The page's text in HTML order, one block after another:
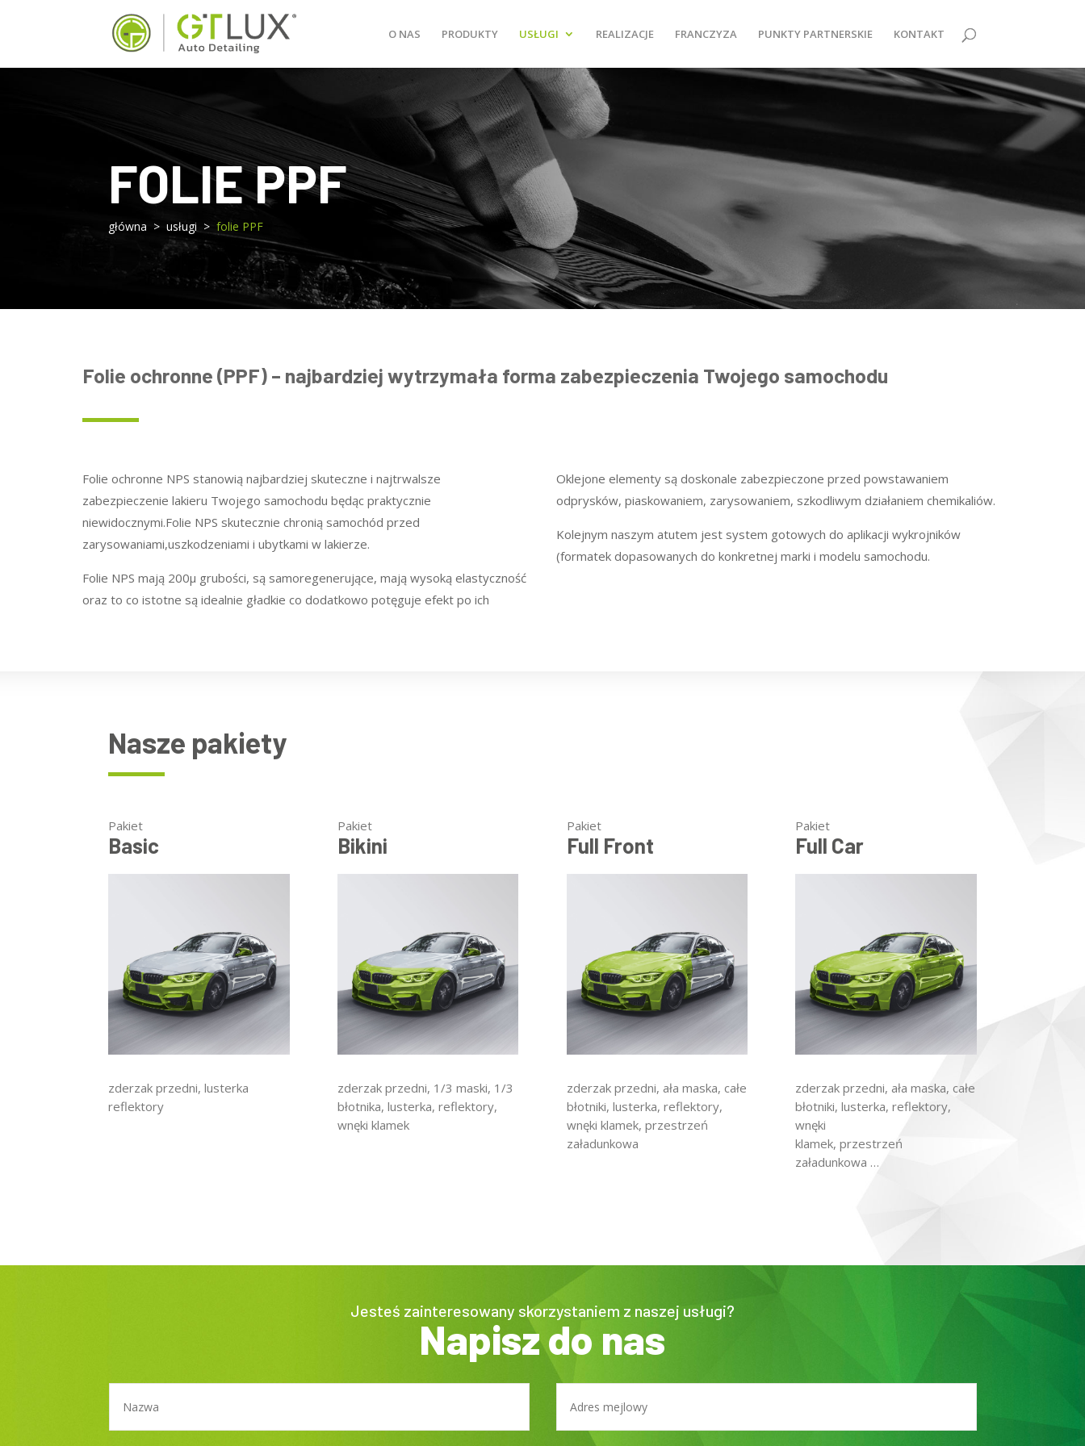
O NAS PRODUKTY USŁUGI REALIZACJE FRANCZYZA PUNKTY PARTNERSKIE KONTAKT
FOLIE PPF
główna > usługi >folie PPF
Folie ochronne (PPF) – najbardziej wytrzymała forma zabezpieczenia Twojego samochodu
Folie ochronne NPS stanowią najbardziej skuteczne i najtrwalsze
zabezpieczenie lakieru Twojego samochodu będąc praktycznie
niewidocznymi.Folie NPS skutecznie chronią samochód przed
zarysowaniami,uszkodzeniami i ubytkami w lakierze.
Folie NPS mają 200μ grubości, są samoregenerujące, mają wysoką elastyczność
oraz to co istotne są idealnie gładkie co dodatkowo potęguje efekt po ich
Oklejone elementy są doskonale zabezpieczone przed powstawaniem
odprysków, piaskowaniem, zarysowaniem, szkodliwym działaniem chemikaliów.
Kolejnym naszym atutem jest system gotowych do aplikacji wykrojników
(formatek dopasowanych do konkretnej marki i modelu samochodu.
Nasze pakiety
Pakiet
Basic
zderzak przedni, lusterka
reflektory
Pakiet
Bikini
zderzak przedni, 1/3 maski, 1/3
błotnika, lusterka, reflektory,
wnęki klamek
Pakiet
Full Front
zderzak przedni, ała maska, całe
błotniki, lusterka, reflektory,
wnęki klamek, przestrzeń
załadunkowa
Pakiet
Full Car
zderzak przedni, ała maska, całe
błotniki, lusterka, reflektory,
wnęki
klamek, przestrzeń
załadunkowa …
Jesteś zainteresowany skorzystaniem z naszej usługi?
Napisz do nas